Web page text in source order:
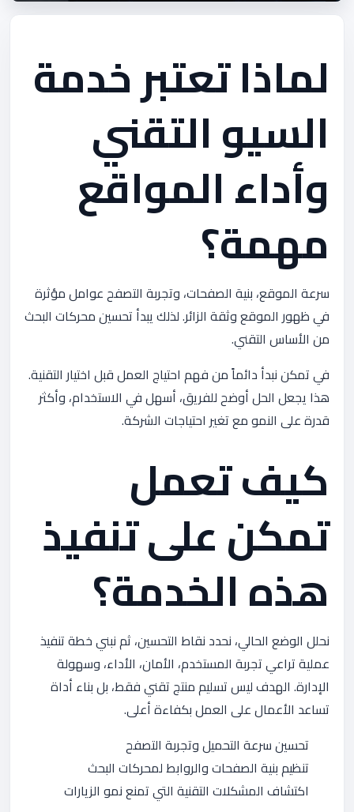
لماذا تعتبر خدمة
السيو التقني
وأداء المواقع
مهمة؟
سرعة الموقع، بنية الصفحات، وتجربة التصفح عوامل مؤثرة
في ظهور الموقع وثقة الزائر. لذلك يبدأ تحسين محركات البحث
من الأساس التقني.
في تمكن نبدأ دائماً من فهم احتياج العمل قبل اختيار التقنية.
هذا يجعل الحل أوضح للفريق، أسهل في الاستخدام، وأكثر
قدرة على النمو مع تغير احتياجات الشركة.
كيف تعمل
تمكن على تنفيذ
هذه الخدمة؟
نحلل الوضع الحالي، نحدد نقاط التحسين، ثم نبني خطة تنفيذ
عملية تراعي تجربة المستخدم، الأمان، الأداء، وسهولة
الإدارة. الهدف ليس تسليم منتج تقني فقط، بل بناء أداة
تساعد الأعمال على العمل بكفاءة أعلى.
تحسين سرعة التحميل وتجربة التصفح
تنظيم بنية الصفحات والروابط لمحركات البحث
اكتشاف المشكلات التقنية التي تمنع نمو الزيارات